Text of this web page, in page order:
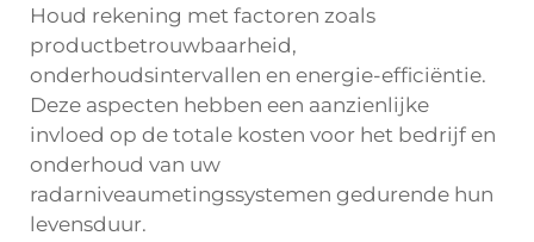
Houd rekening met factoren zoals
productbetrouwbaarheid,
onderhoudsintervallen en energie-efficiëntie.
Deze aspecten hebben een aanzienlijke
invloed op de totale kosten voor het bedrijf en
onderhoud van uw
radarniveaumetingssystemen gedurende hun
levensduur.